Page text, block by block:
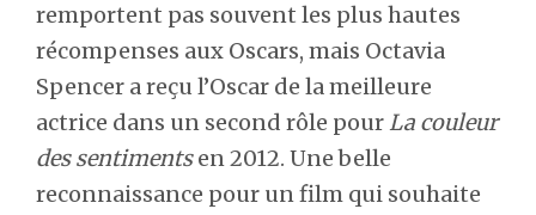
remportent pas souvent les plus hautes
récompenses aux Oscars, mais Octavia
Spencer a reçu l’Oscar de la meilleure
actrice dans un second rôle pourLa couleur
des sentimentsen 2012. Une belle
reconnaissance pour un film qui souhaite